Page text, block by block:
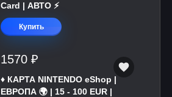
Card | АВТО ⚡
Купить
1570 ₽
♦️ КАРТА NINTENDO eShop |
ЕВРОПА 🌍 | 15 - 100 EUR |